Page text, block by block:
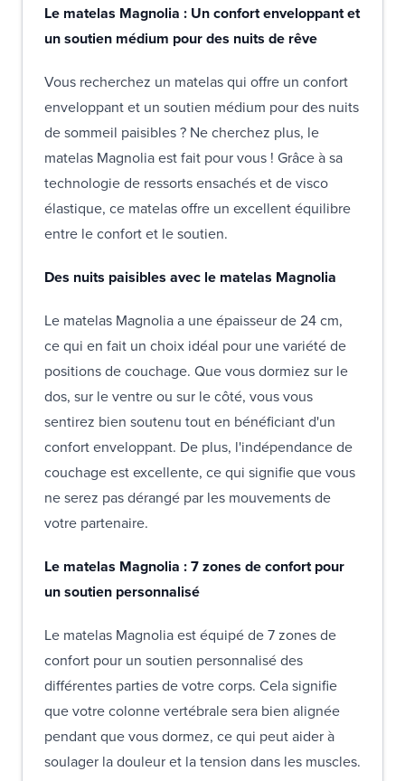
Le matelas Magnolia : Un confort enveloppant et
un soutien médium pour des nuits de rêve
Vous recherchez un matelas qui offre un confort
enveloppant et un soutien médium pour des nuits
de sommeil paisibles ? Ne cherchez plus, le
matelas Magnolia est fait pour vous ! Grâce à sa
technologie de ressorts ensachés et de visco
élastique, ce matelas offre un excellent équilibre
entre le confort et le soutien.
Des nuits paisibles avec le matelas Magnolia
Le matelas Magnolia a une épaisseur de 24 cm,
ce qui en fait un choix idéal pour une variété de
positions de couchage. Que vous dormiez sur le
dos, sur le ventre ou sur le côté, vous vous
sentirez bien soutenu tout en bénéficiant d'un
confort enveloppant. De plus, l'indépendance de
couchage est excellente, ce qui signifie que vous
ne serez pas dérangé par les mouvements de
votre partenaire.
Le matelas Magnolia : 7 zones de confort pour
un soutien personnalisé
Le matelas Magnolia est équipé de 7 zones de
confort pour un soutien personnalisé des
différentes parties de votre corps. Cela signifie
que votre colonne vertébrale sera bien alignée
pendant que vous dormez, ce qui peut aider à
soulager la douleur et la tension dans les muscles.